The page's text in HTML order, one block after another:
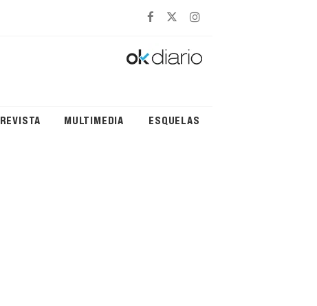
REVISTA MULTIMEDIA ESQUELAS